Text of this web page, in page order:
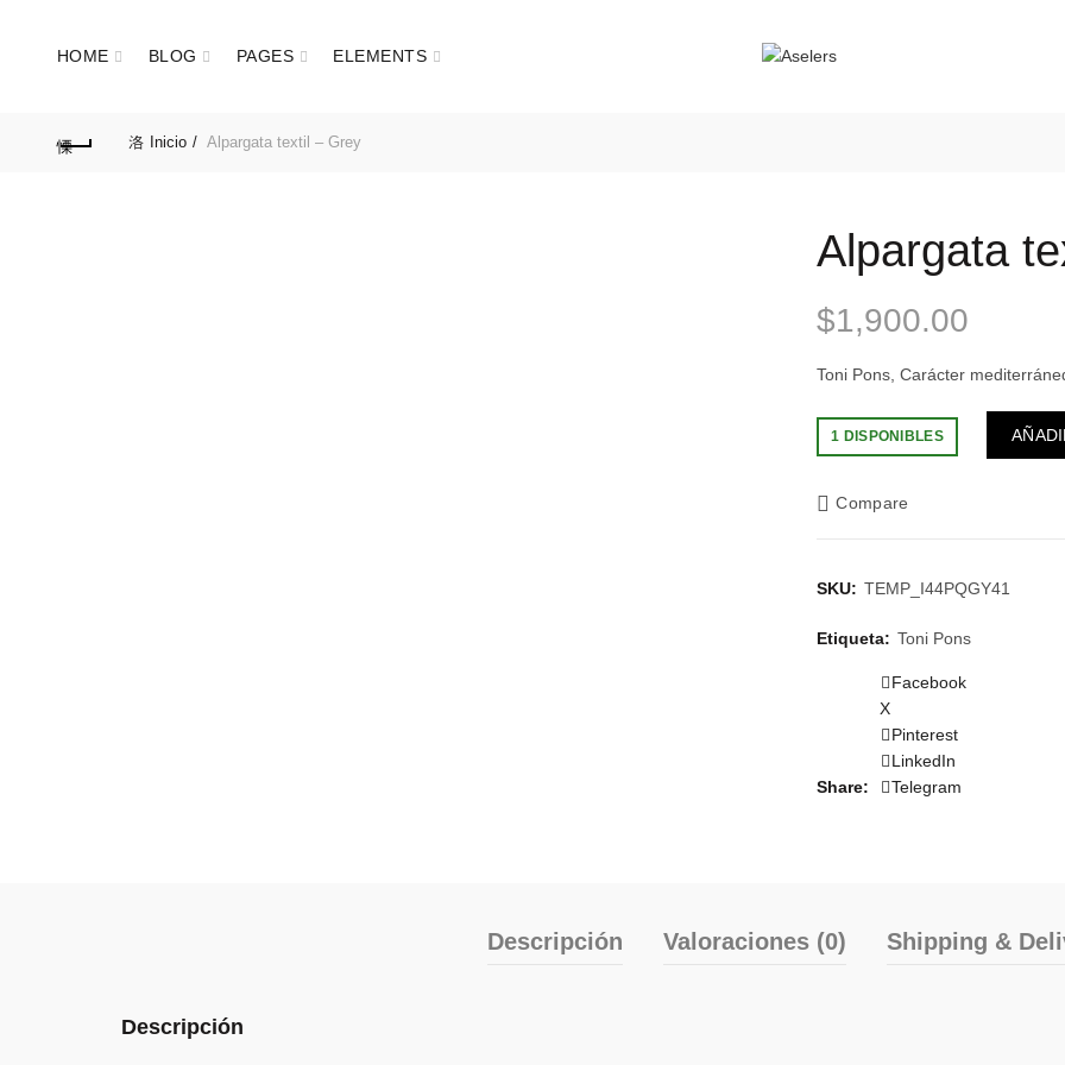
HOME BLOG PAGES ELEMENTS
Inicio Alpargata textil – Grey
Alpargata
$1,900.00
Toni Pons, Carácter
1 DISPONIBLES
Compare
SKU: TEMP_I44PQGY41
Etiqueta: Toni Pons
Share
Facebook
X
Pinterest
LinkedIn
Telegram
Descripción Valoraciones (0) Shipping &
Descripción